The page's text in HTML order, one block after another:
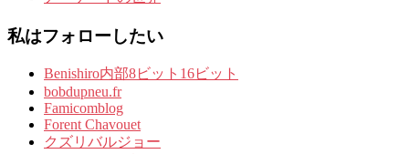
私はフォローしたい
Benishiro内部8ビット16ビット
bobdupneu.fr
Famicomblog
Forent Chavouet
クズリバルジョー